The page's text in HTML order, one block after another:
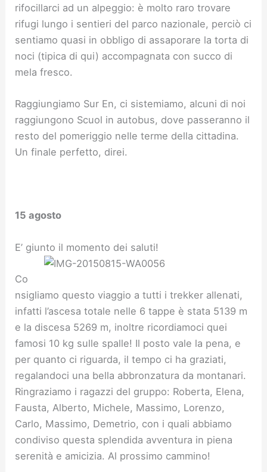
rifocillarci ad un alpeggio: è molto raro trovare
rifugi lungo i sentieri del parco nazionale, perciò ci
sentiamo quasi in obbligo di assaporare la torta di
noci (tipica di qui) accompagnata con succo di
mela fresco.
Raggiungiamo Sur En, ci sistemiamo, alcuni di noi
raggiungono Scuol in autobus, dove passeranno il
resto del pomeriggio nelle terme della cittadina.
Un finale perfetto, direi.
15 agosto
E’ giunto il momento dei saluti!
Co
nsigliamo questo viaggio a tutti i trekker allenati,
infatti l’ascesa totale nelle 6 tappe è stata 5139 m
e la discesa 5269 m, inoltre ricordiamoci quei
famosi 10 kg sulle spalle! Il posto vale la pena, e
per quanto ci riguarda, il tempo ci ha graziati,
regalandoci una bella abbronzatura da montanari.
Ringraziamo i ragazzi del gruppo: Roberta, Elena,
Fausta, Alberto, Michele, Massimo, Lorenzo,
Carlo, Massimo, Demetrio, con i quali abbiamo
condiviso questa splendida avventura in piena
serenità e amicizia. Al prossimo cammino!